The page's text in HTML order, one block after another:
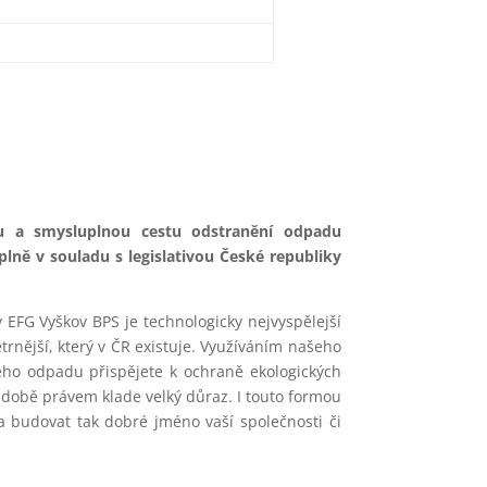
a smysluplnou cestu odstranění odpadu
v souladu s legislativou České republiky
Vyškov BPS je technologicky nejvyspělejší
který v ČR existuje. Využíváním našeho
odpadu přispějete k ochraně ekologických
právem klade velký důraz. I touto formou
budovat tak dobré jméno vaší společnosti či